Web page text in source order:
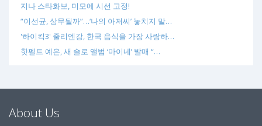
지나 스타화보, 미모에 시선 고정!
“이선균, 상무될까”…‘나의 아저씨’ 놓치지 말…
'하이킥3' 줄리엔강, 한국 음식을 가장 사랑하…
핫펠트 예은, 새 솔로 앨범 ‘마이네’ 발매 “…
About Us